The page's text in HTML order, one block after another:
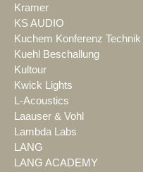
Kramer
KS AUDIO
Kuchem Konferenz Technik
Kuehl Beschallung
Kultour
Kwick Lights
L-Acoustics
Laauser & Vohl
Lambda Labs
LANG
LANG ACADEMY